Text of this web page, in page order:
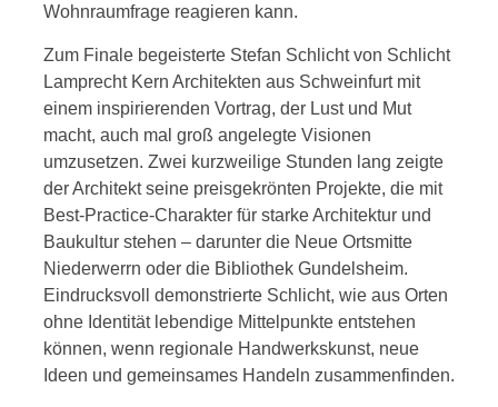
Wohnraumfrage reagieren kann.
Zum Finale begeisterte Stefan Schlicht von Schlicht
Lamprecht Kern Architekten aus Schweinfurt mit
einem inspirierenden Vortrag, der Lust und Mut
macht, auch mal groß angelegte Visionen
umzusetzen. Zwei kurzweilige Stunden lang zeigte
der Architekt seine preisgekrönten Projekte, die mit
Best-Practice-Charakter für starke Architektur und
Baukultur stehen – darunter die Neue Ortsmitte
Niederwerrn oder die Bibliothek Gundelsheim.
Eindrucksvoll demonstrierte Schlicht, wie aus Orten
ohne Identität lebendige Mittelpunkte entstehen
können, wenn regionale Handwerkskunst, neue
Ideen und gemeinsames Handeln zusammenfinden.